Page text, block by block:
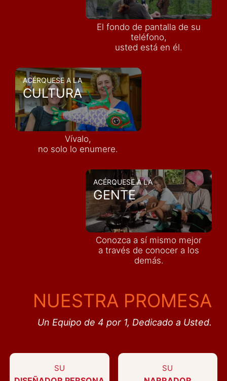
El fondo de pantalla de su
teléfono,
usted está en él.
ACÉRQUESE A LA
CULTURA
Vívalo,
no solo lo enumere.
ACÉRQUESE A LA
GENTE
Conozca a sí mismo mejor
a través de conocer a los
demás.
NUESTRA PROMESA
Un Equipo de 4 por 1, Dedicado a Usted.
SU SU